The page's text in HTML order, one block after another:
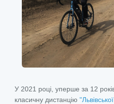
У 2021 році, уперше за 12
класичну дистанцію